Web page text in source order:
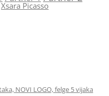
Xsara Picasso
NOVI LOGO, felge 5 vijaka